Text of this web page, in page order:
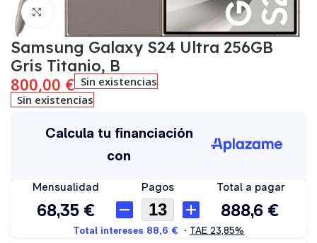
Click to enlarge
Samsung Galaxy S24 Ultra 256GB
Gris Titanio, B
800,00 € Sin existencias
Sin existencias